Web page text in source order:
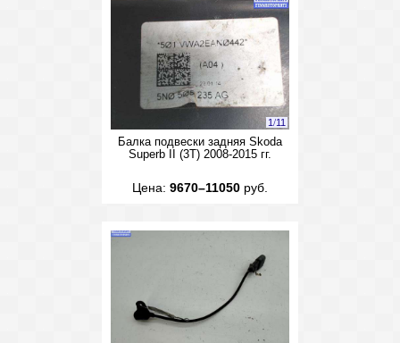
1/11
Балка подвески задняя Skoda
Superb II (3T) 2008-2015 гг.
Цена: 9670–11050 руб.